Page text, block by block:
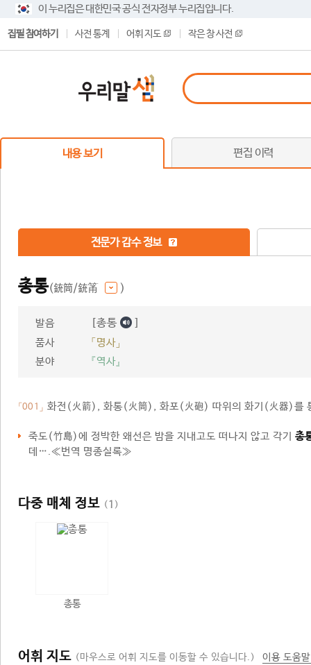
이 누리집은 대한민국 공식 전자정부 누리집입니다.
집필 참여하기 사전 통계 어휘 지도 작은 창 사전
내용 보기 편집 이력
전문가 감수 정보
총통(銃筒/銃筩 )
발음 [총통 ]
품사
「명사」
분야
『역사』
「001」 화전(火箭), 화통(火筒), 화포(火砲) 따위의 화기(火器)를
죽도(竹島)에 정박한 왜선은 밤을 지내고도 떠나지 않고 각기 총
데….≪번역 명종실록≫
다중 매체 정보 (1 )
총통
어휘 지도 (마우스로 어휘 지도를 이동할 수 있습니다.) 이용 도움